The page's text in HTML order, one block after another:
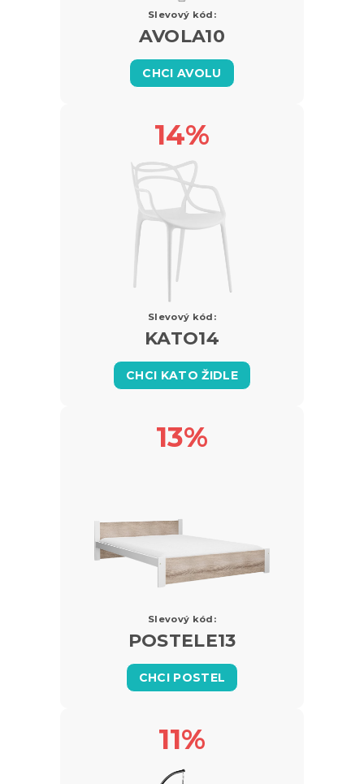
Slevový kód:
AVOLA10
CHCI AVOLU
14%
Slevový kód:
KATO14
CHCI KATO ŽIDLE
13%
Slevový kód:
POSTELE13
CHCI POSTEL
11%